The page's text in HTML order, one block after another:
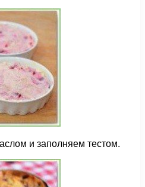
и заполняем тестом.